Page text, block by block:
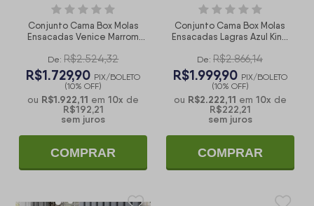
Conjunto Cama Box Molas
Ensacadas Venice Marrom
De: R$2.524,32
R$1.729,90 PIX/BOLETO
(10% OFF)
ou R$1.922,11 em10x de
R$192,21
sem juros
COMPRAR
Conjunto Cama Box Molas
Ensacadas Lagras Azul King
De: R$2.866,14
R$1.999,90 PIX/BOLETO
(10% OFF)
ou R$2.222,11 em 10x de
R$222,21
sem juros
COMPRAR